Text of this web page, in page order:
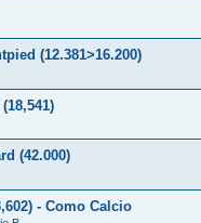
(12.381>16.200)
(42.000)
- Como Calcio